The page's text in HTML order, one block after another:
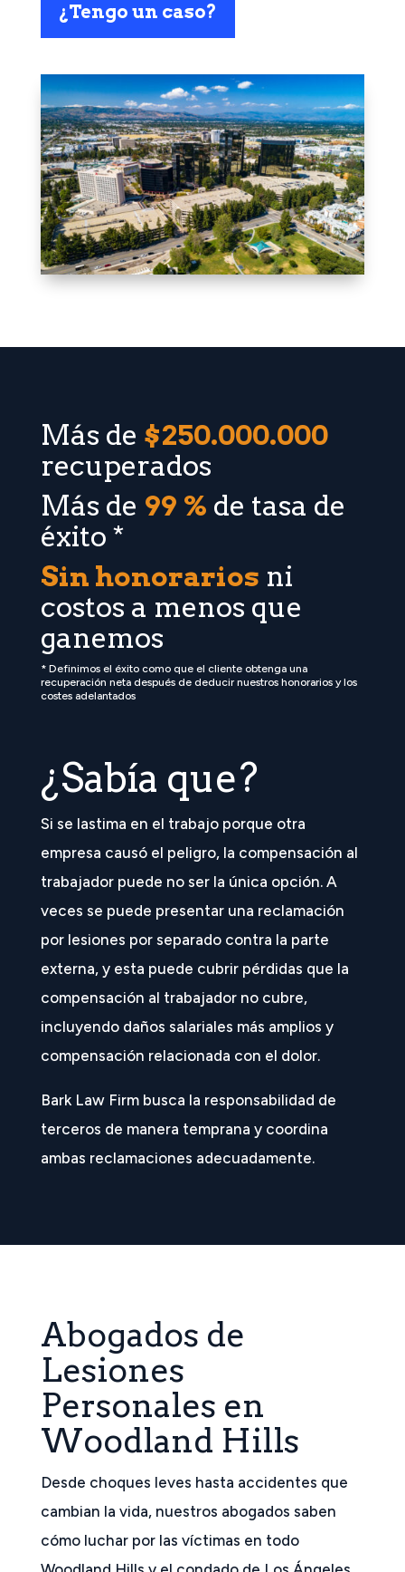
¿Tengo un caso?
Más de $250.000.000
recuperados
Más de 99 % de tasa de
éxito *
Sin honorarios ni
costos a menos que
ganemos
* Definimos el éxito como que el cliente obtenga una
recuperación neta después de deducir nuestros honorarios y los
costes adelantados
¿Sabía que?
Si se lastima en el trabajo porque otra
empresa causó el peligro, la compensación al
trabajador puede no ser la única opción. A
veces se puede presentar una reclamación
por lesiones por separado contra la parte
externa, y esta puede cubrir pérdidas que la
compensación al trabajador no cubre,
incluyendo daños salariales más amplios y
compensación relacionada con el dolor.
Bark Law Firm busca la responsabilidad de
terceros de manera temprana y coordina
ambas reclamaciones adecuadamente.
Abogados de
Lesiones
Personales en
Woodland Hills
Desde choques leves hasta accidentes que
cambian la vida, nuestros abogados saben
cómo luchar por las víctimas en todo